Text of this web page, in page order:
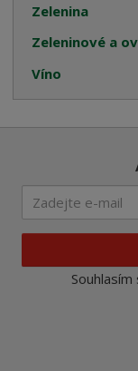
Zelenina
Zeleninové a
Víno
Souhlasím